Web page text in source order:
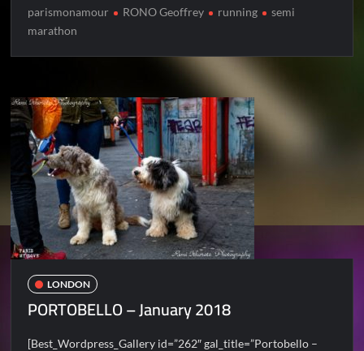
parismonamour RONO Geoffrey running
semi
marathon
LONDON
PORTOBELLO – January 2018
[Best_Wordpress_Gallery id=”262″ gal_title=”Portobello –